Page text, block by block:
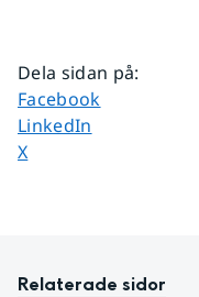
Dela sidan på:
Dela sidan på
Facebook
Dela sidan på
LinkedIn
Dela sidan på
X
Relaterade sidor